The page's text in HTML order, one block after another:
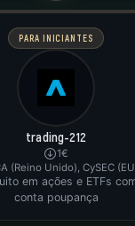
PARA INICIANTES
trading-212
1€
(Reino Unido), CySEC
em ações e ETFs
conta poupança